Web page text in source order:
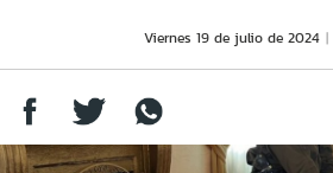
Viernes 19 de julio de 2024